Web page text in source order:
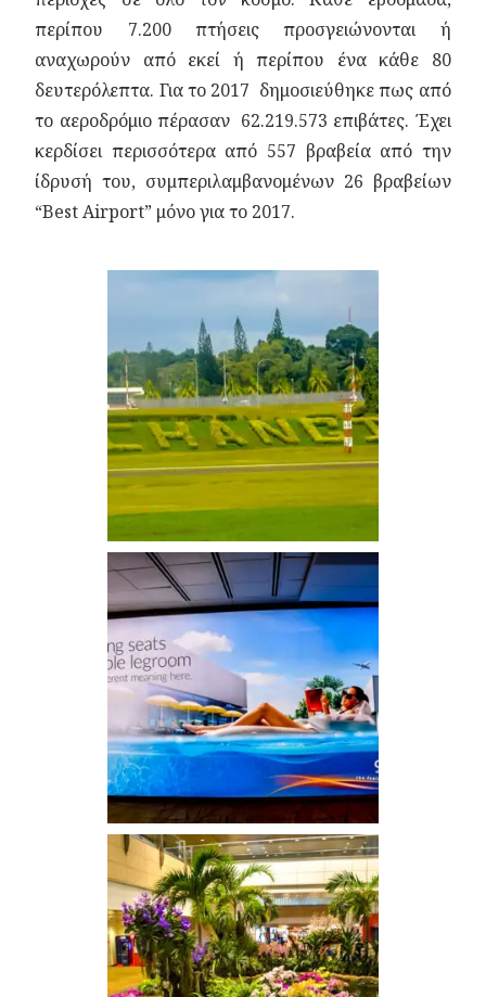
περίπου 7.200 πτήσεις προσγειώνονται ή
αναχωρούν από εκεί ή περίπου ένα κάθε 80
δευτερόλεπτα. Για το 2017 δημοσιεύθηκε πως από
το αεροδρόμιο πέρασαν 62.219.573 επιβάτες. Έχει
κερδίσει περισσότερα από 557 βραβεία από την
ίδρυσή του, συμπεριλαμβανομένων 26 βραβείων
“Best Airport” μόνο για το 2017.